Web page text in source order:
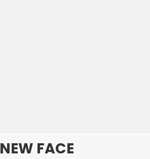
NEW FACE